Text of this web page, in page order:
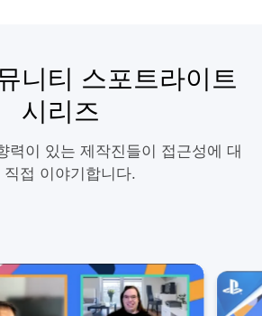
니티 스포트라이트
시리즈
력이 있는 제작진들이 접근성에 대
직접 이야기합니다.